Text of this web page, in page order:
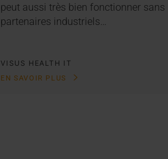
peut aussi très bien fonctionner sans
partenaires industriels…
VISUS HEALTH IT
EN SAVOIR PLUS